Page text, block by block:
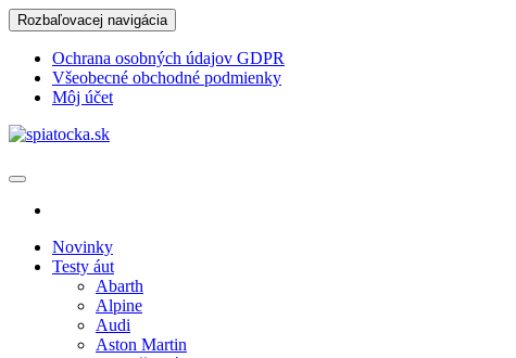
Skip
to
content
Rozbaľovacej navigácia
Ochrana osobných údajov GDPR
Všeobecné obchodné podmienky
Môj účet
Novinky
Testy áut
Abarth
Alpine
Audi
Aston Martin